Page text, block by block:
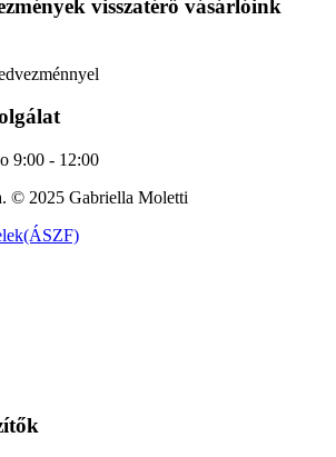
visszatérő vásárlóink
9:00 - 12:00
© 2025 Gabriella Moletti